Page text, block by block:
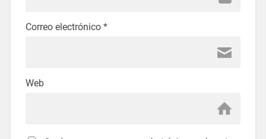
Correo electrónico *
Web